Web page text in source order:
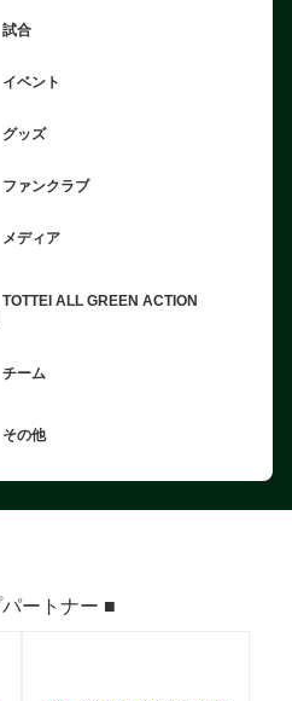
試合
イベント
グッズ
ファンクラブ
メディア
TOTTEI ALL GREEN ACTION
チーム
その他
ートナー ■